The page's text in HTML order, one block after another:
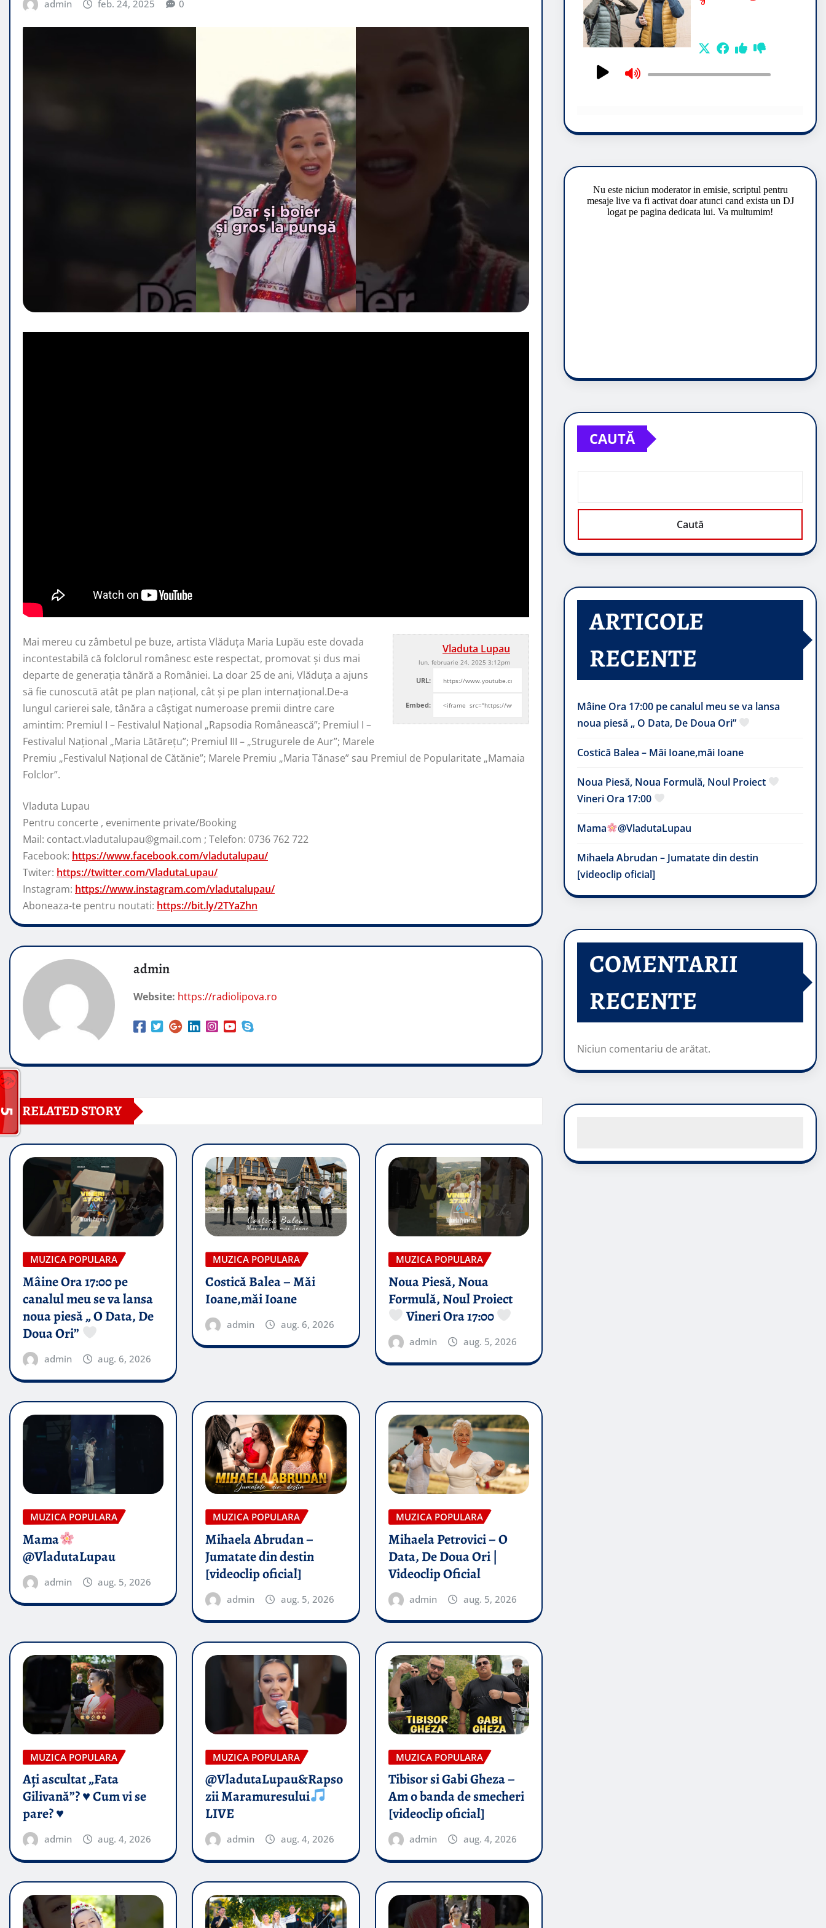
admin feb. 24, 2025 0
Vladuta Lupau
lun, februarie 24, 2025 3:12pm
URL:
Embed:
Mai mereu cu zâmbetul pe buze, artista Vlăduța Maria Lupău este dovada
incontestabilă că folclorul românesc este respectat, promovat şi dus mai
departe de generaţia tânără a României. La doar 25 de ani, Vlăduța a ajuns
să fie cunoscută atât pe plan naţional, cât şi pe plan internaţional.De-a
lungul carierei sale, tânăra a câştigat numeroase premii dintre care
amintim: Premiul I – Festivalul Național „Rapsodia Românească”; Premiul I –
Festivalul Național „Maria Lătărețu”; Premiul III – „Strugurele de Aur”; Marele
Premiu „Festivalul Național de Cătănie”; Marele Premiu „Maria Tănase” sau Premiul de Popularitate „Mamaia
Folclor”.
Vladuta Lupau
Pentru concerte , evenimente private/Booking
Mail: contact.vladutalupau@gmail.com ; Telefon: 0736 762 722
Facebook: https://www.facebook.com/vladutalupau/
Twiter: https://twitter.com/VladutaLupau/
Instagram: https://www.instagram.com/vladutalupau/
Aboneaza-te pentru noutati: https://bit.ly/2TYaZhn
admin
Website: https://radiolipova.ro
RELATED STORY
MUZICA POPULARA
Mâine Ora 17:00 pe
canalul meu se va lansa
noua piesă „ O Data, De
Doua Ori”
admin aug. 6, 2026
MUZICA POPULARA
Costică Balea – Măi
Ioane,măi Ioane
admin aug. 6, 2026
MUZICA POPULARA
Noua Piesă, Noua
Formulă, Noul Proiect
Vineri Ora 17:00
admin aug. 5, 2026
MUZICA POPULARA
Mama
@VladutaLupau
admin aug. 5, 2026
MUZICA POPULARA
Mihaela Abrudan –
Jumatate din destin
[videoclip oficial]
admin aug. 5, 2026
MUZICA POPULARA
Mihaela Petrovici – O
Data, De Doua Ori |
Videoclip Oficial
admin aug. 5, 2026
MUZICA POPULARA
Ați ascultat „Fata
Gilivană”? ♥️ Cum vi se
pare? ♥️
admin aug. 4, 2026
MUZICA POPULARA
@VladutaLupau&Rapso
zii Maramuresului
LIVE
admin aug. 4, 2026
MUZICA POPULARA
Tibisor si Gabi Gheza –
Am o banda de smecheri
[videoclip oficial]
admin aug. 4, 2026
CAUTĂ
Caută
ARTICOLE
RECENTE
Mâine Ora 17:00 pe canalul meu se va lansa
noua piesă „ O Data, De Doua Ori”
Costică Balea – Măi Ioane,măi Ioane
Noua Piesă, Noua Formulă, Noul Proiect
Vineri Ora 17:00
Mama @VladutaLupau
Mihaela Abrudan – Jumatate din destin
[videoclip oficial]
COMENTARII
RECENTE
Niciun comentariu de arătat.